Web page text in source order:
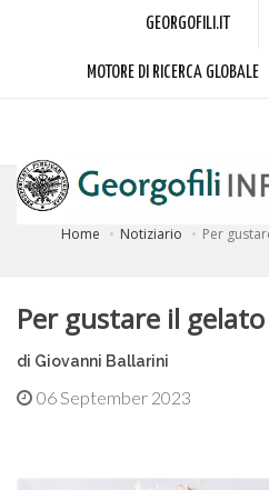
GEORGOFILI.IT
MOTORE DI RICERCA GLOBALE
Home Notiziario Per
Per gustare il
di Giovanni Ballarini
06 September 2023